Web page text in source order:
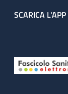
SCARICA L'APP